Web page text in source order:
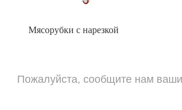
Мясорубки с нарезкой
Пожалуйста, сообщите нам